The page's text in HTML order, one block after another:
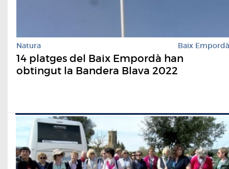
Natura Baix Empordà
14 platges del Baix Empordà han
obtingut la Bandera Blava 2022